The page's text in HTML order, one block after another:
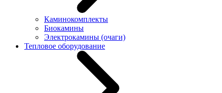
Каминокомплекты
Биокамины
Электрокамины (очаги)
Тепловое оборудование